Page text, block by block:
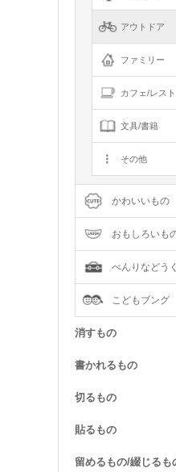
アウトドア
ファミリー
カフェ/レス
文具/書籍
その他
かわいいもの
おもしろいも
べんりなどう
こどもブング
消すもの
書かれるもの
切るもの
貼るもの
留めるもの/綴じるも